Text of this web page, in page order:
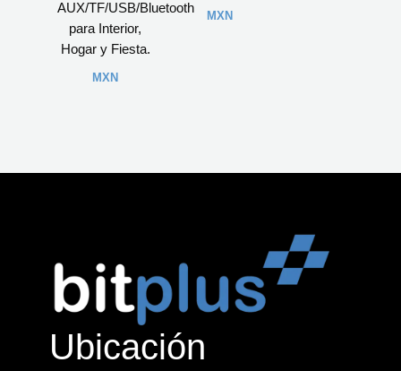
AUX/TF/USB/Bluetooth
para Interior,
Hogar y Fiesta.
MXN
MXN
Ubicación